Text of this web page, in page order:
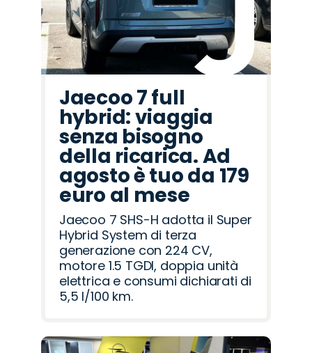
Jaecoo 7 full
hybrid: viaggia
senza bisogno
della ricarica. Ad
agosto è tuo da 179
euro al mese
Jaecoo 7 SHS-H adotta il Super
Hybrid System di terza
generazione con 224 CV,
motore 1.5 TGDI, doppia unità
elettrica e consumi dichiarati di
5,5 l/100 km.